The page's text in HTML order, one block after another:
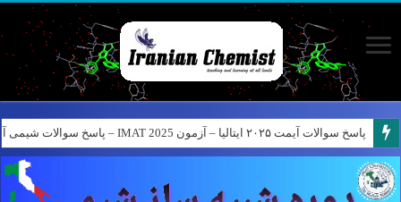
پاسخ سوالات آیمت ۲۰۲۵ ایتالیا – آزمون IMAT 2025 – پاسخ سوالات شیمی آیمت ۲۰۲۵